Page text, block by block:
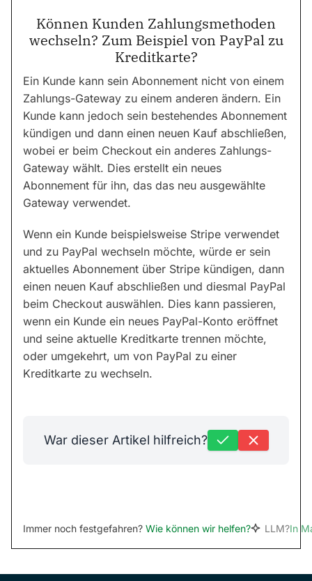
Können Kunden Zahlungsmethoden
wechseln? Zum Beispiel von PayPal zu
Kreditkarte?
Ein Kunde kann sein Abonnement nicht von einem
Zahlungs-Gateway zu einem anderen ändern. Ein
Kunde kann jedoch sein bestehendes Abonnement
kündigen und dann einen neuen Kauf abschließen,
wobei er beim Checkout ein anderes Zahlungs-
Gateway wählt. Dies erstellt ein neues
Abonnement für ihn, das das neu ausgewählte
Gateway verwendet.
Wenn ein Kunde beispielsweise Stripe verwendet
und zu PayPal wechseln möchte, würde er sein
aktuelles Abonnement über Stripe kündigen, dann
einen neuen Kauf abschließen und diesmal PayPal
beim Checkout auswählen. Dies kann passieren,
wenn ein Kunde ein neues PayPal-Konto eröffnet
und seine aktuelle Kreditkarte trennen möchte,
oder umgekehrt, um von PayPal zu einer
Kreditkarte zu wechseln.
War dieser Artikel hilfreich?
Immer noch festgefahren? Wie können wir helfen? LLM?In